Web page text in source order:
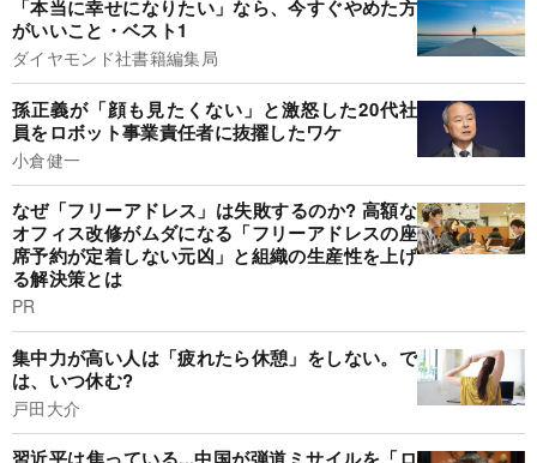
「本当に幸せになりたい」なら、今すぐやめた方
がいいこと・ベスト1
ダイヤモンド社書籍編集局
孫正義が「顔も見たくない」と激怒した20代社
員をロボット事業責任者に抜擢したワケ
小倉健一
なぜ「フリーアドレス」は失敗するのか? 高額な
オフィス改修がムダになる「フリーアドレスの座
席予約が定着しない元凶」と組織の生産性を上げ
る解決策とは
PR
集中力が高い人は「疲れたら休憩」をしない。で
は、いつ休む?
戸田大介